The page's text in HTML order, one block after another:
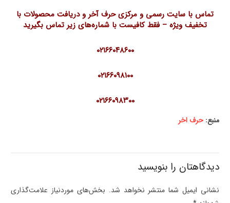
تماس با سایت رسمی و مرکزی حرف آخر و دریافت محصولات با
تخفیف ویژه –فقط کافیست با شماره‌های زیر تماس بگیرید
۰۲۱۶۶۰۴۸۶۰۰
۰۲۱۶۶۰۹۸۱۰۰
۰۲۱۶۶۰۹۸۳۰۰
منبع: حرف اخر
دیدگاهتان را بنویسید
نشانی ایمیل شما منتشر نخواهد شد. بخش‌های موردنیاز علامت‌گذاری